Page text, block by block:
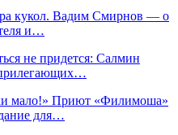
кукол. Вадим Смирнов — о
и…
не придется: Салмин
прилегающих…
мало!» Приют «Филимоша»
для…